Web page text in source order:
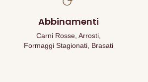
Abbinamenti
Carni Rosse, Arrosti,
Formaggi Stagionati, Brasati